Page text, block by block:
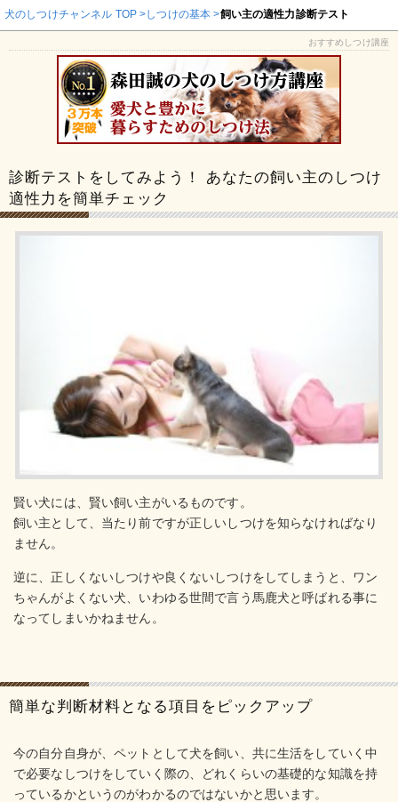
犬のしつけチャンネル TOP しつけの基本 飼い主の適性力診断テスト
おすすめしつけ講座
診断テストをしてみよう！
あなたの飼い主のしつけ
適性力を簡単チェック
賢い犬には、賢い飼い主がいるものです。
飼い主として、当たり前ですが正しいしつけを知らなければなり
ません。
逆に、正しくないしつけや良くないしつけをしてしまうと、ワン
ちゃんがよくない犬、いわゆる世間で言う馬鹿犬と呼ばれる事に
なってしまいかねません。
簡単な判断材料となる項目をピックアップ
今の自分自身が、ペットとして犬を飼い、共に生活をしていく中
で必要なしつけをしていく際の、どれくらいの基礎的な知識を持
っているかというのがわかるのではないかと思います。